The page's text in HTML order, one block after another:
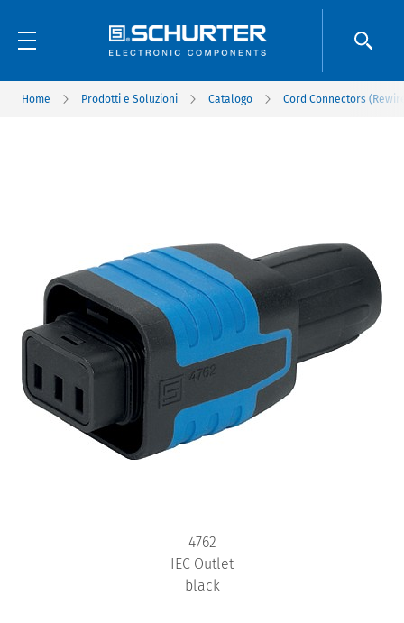
Home Prodotti e Soluzioni Catalogo Cord Connectors
4762
IEC Outlet
black